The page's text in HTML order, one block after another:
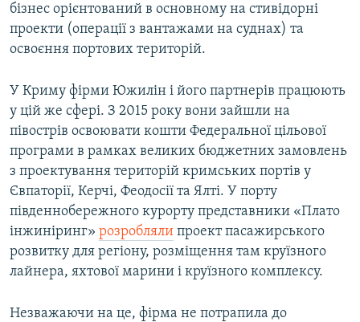
бізнес орієнтований в основному на стивідорні
проекти (операції з вантажами на суднах) та
освоєння портових територій.
У Криму фірми Южилін і його партнерів працюють
у цій же сфері. З 2015 року вони зайшли на
півострів освоювати кошти Федеральної цільової
програми в рамках великих бюджетних замовлень
з проектування територій кримських портів у
Євпаторії, Керчі, Феодосії та Ялті. У порту
південнобережного курорту представники «Плато
інжиніринг» розробляли проект пасажирського
розвитку для регіону, розміщення там круїзного
лайнера, яхтової марини і круїзного комплексу.
Незважаючи на це, фірма не потрапила до